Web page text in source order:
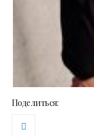
Поделиться: